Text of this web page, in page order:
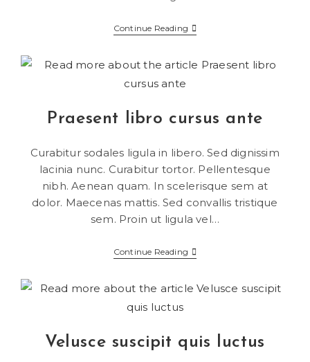
Continue Reading
Praesent libro cursus ante
Curabitur sodales ligula in libero. Sed dignissim
lacinia nunc. Curabitur tortor. Pellentesque
nibh. Aenean quam. In scelerisque sem at
dolor. Maecenas mattis. Sed convallis tristique
sem. Proin ut ligula vel…
Continue Reading
Velusce suscipit quis luctus